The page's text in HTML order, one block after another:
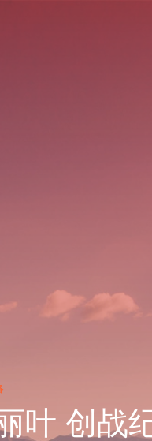
叶 创战